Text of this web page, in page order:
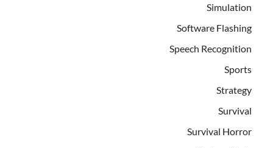
Simulation
Software Flashing
Speech Recognition
Sports
Strategy
Survival
Survival Horror